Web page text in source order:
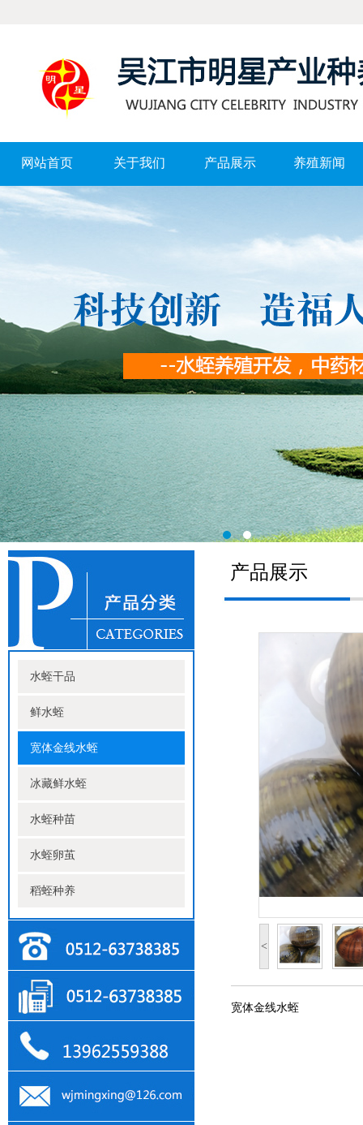
网站首页 关于我们 产品展示 养殖新闻
水蛭干品
鲜水蛭
宽体金线水蛭
冰藏鲜水蛭
水蛭种苗
水蛭卵茧
稻蛭种养
产品展示
<
宽体金线水蛭